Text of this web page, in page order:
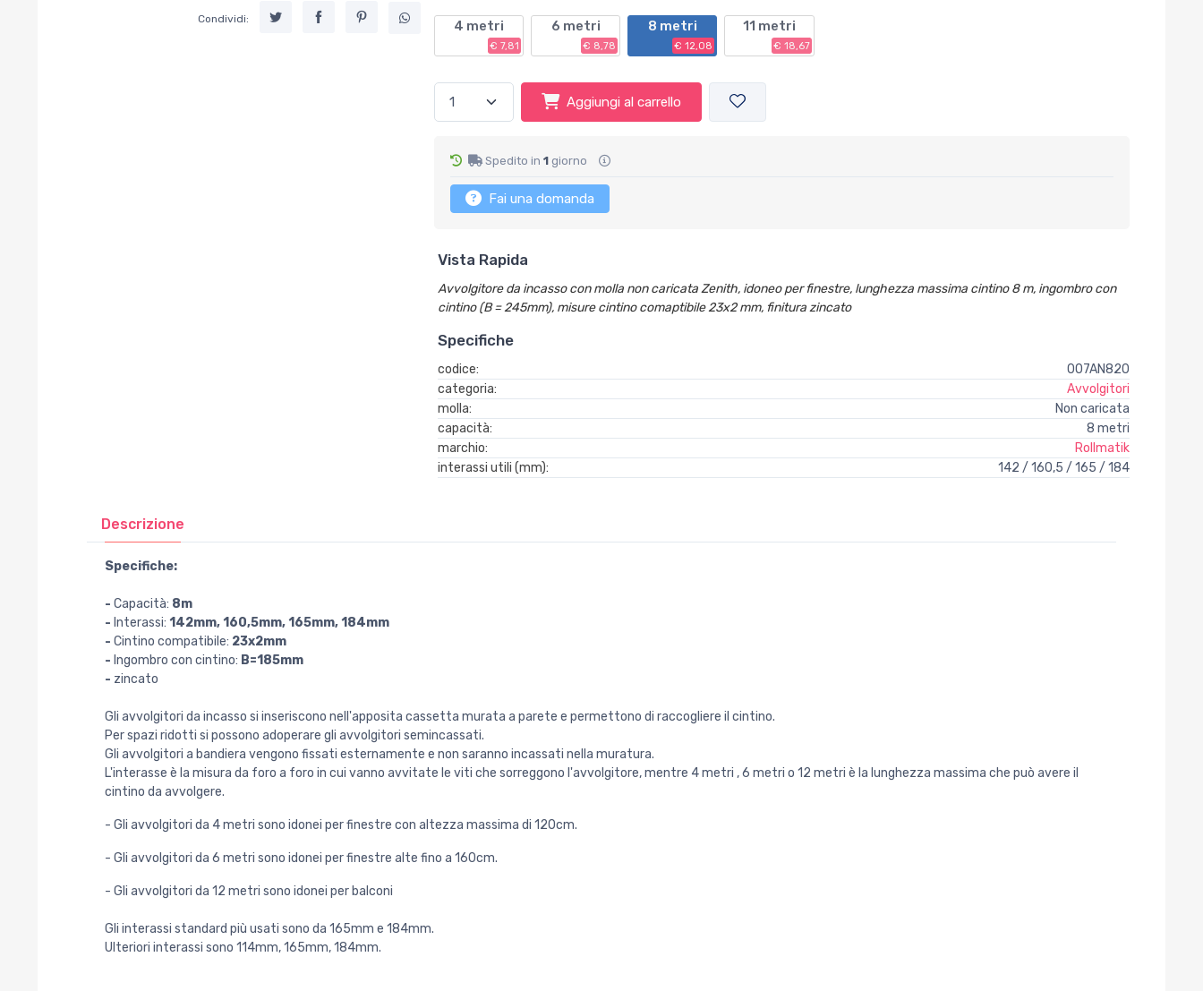
Condividi: 4 metri
€ 7,81
6 metri
€ 8,78
8 metri
€ 12,08
11 metri
€ 18,67
Aggiungi al carrello
Spedito in1 giorno
Fai una domanda
Vista Rapida
Avvolgitore da incasso con molla non caricata Zenith, idoneo per finestre, lunghezza massima cintino 8 m, ingombro con
cintino (B = 245mm), misure cintino comaptibile 23x2 mm, finitura zincato
Specifiche
codice:
007AN820
categoria:
Avvolgitori
molla:
Non caricata
capacità:
8 metri
marchio:
Rollmatik
interassi utili (mm):
142 / 160,5 / 165 / 184
Descrizione
Specifiche:
- Capacità: 8m
- Interassi: 142mm, 160,5mm, 165mm, 184mm
- Cintino compatibile: 23x2mm
- Ingombro con cintino: B=185mm
- zincato
Gli avvolgitori da incasso si inseriscono nell'apposita cassetta murata a parete e permettono di raccogliere il cintino.
Per spazi ridotti si possono adoperare gli avvolgitori semincassati.
Gli avvolgitori a bandiera vengono fissati esternamente e non saranno incassati nella muratura.
L'interasse è la misura da foro a foro in cui vanno avvitate le viti che sorreggono l'avvolgitore, mentre 4 metri , 6 metri o 12 metri è la lunghezza massima che può avere il
cintino da avvolgere.
- Gli avvolgitori da 4 metri sono idonei per finestre con altezza massima di 120cm.
- Gli avvolgitori da 6 metri sono idonei per finestre alte fino a 160cm.
- Gli avvolgitori da 12 metri sono idonei per balconi
Gli interassi standard più usati sono da 165mm e 184mm.
Ulteriori interassi sono 114mm, 165mm, 184mm.